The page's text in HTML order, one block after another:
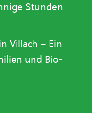
Stunden
Villach – Ein
und Bio-